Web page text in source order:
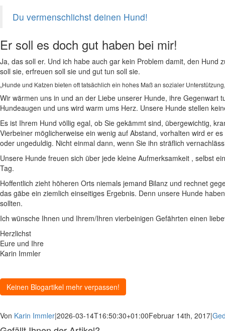
Du vermenschlichst deinen Hund!
Er soll es doch gut haben bei mir!
Ja, das soll er. Und ich habe auch gar kein Problem damit, den
soll sie, erfreuen soll sie und gut tun soll sie.
„Hunde und Katzen bieten oft tatsächlich ein hohes Maß an sozialer
Wir wärmen uns in und an der Liebe unserer Hunde, ihre
Hundeaugen und uns wird warm ums Herz. Unsere Hunde stellen
Es ist Ihrem Hund völlig egal, ob Sie gekämmt sind, übergewichtig,
Vierbeiner möglicherweise ein wenig auf Abstand, vorhalten wird er
oder ungeduldig. Nicht einmal dann, wenn Sie ihn sträflich
Unsere Hunde freuen sich über jede kleine Aufmerksamkeit , selbst
Tag.
Hoffentlich zieht höheren Orts niemals jemand Bilanz und rechnet
das gäbe ein ziemlich einseitiges Ergebnis. Denn unsere Hunde
sollten.
Ich wünsche Ihnen und Ihrem/Ihren vierbeinigen Gefährten einen
Herzlichst
Eure und Ihre
Karin Immler
Keinen Blogartikel mehr verpassen!
Von Karin Immler|2026-03-14T16:50:30+01:00Februar 14th, 2017|